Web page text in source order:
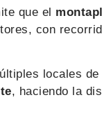
que el
con
locales
, haciendo la